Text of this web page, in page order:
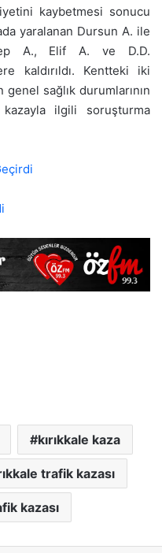
kaybetmesi sonucu
yaralanan Dursun A. ile
A., Elif A. ve D.D.
kaldırıldı. Kentteki iki
sağlık durumlarının
ilgili soruşturma
kırıkkale kaza
trafik kazası
kazası